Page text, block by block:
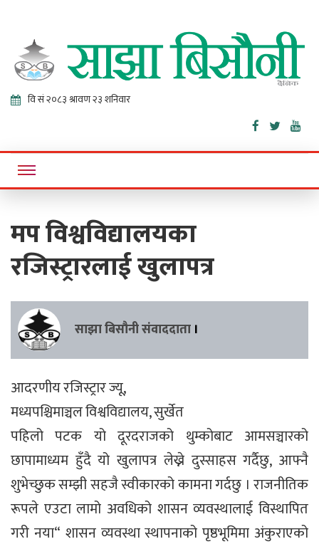
Sajha
Bisaunee
Online News Portal
मप विश्वविद्यालयका
रजिस्ट्रारलाई खुलापत्र
साझा बिसौनी संवाददाता ।
आदरणीय रजिस्ट्रार ज्यू,
मध्यपश्चिमाञ्चल विश्वविद्यालय, सुर्खेत
पहिलो पटक यो दूरदराजको थुम्कोबाट आमसञ्चारको
छापामाध्यम हुँदै यो खुलापत्र लेख्ने दुस्साहस गर्दैछु, आफ्नै
शुभेच्छुक सम्झी सहजै स्वीकारको कामना गर्दछु । राजनीतिक
रूपले एउटा लामो अवधिको शासन व्यवस्थालाई विस्थापित
गरी नया“ शासन व्यवस्था स्थापनाको पृष्ठभूमिमा अंकुराएको